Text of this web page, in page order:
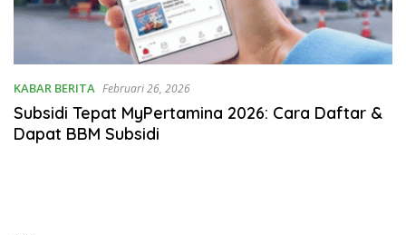
KABAR BERITA Februari 26, 2026
Subsidi Tepat MyPertamina 2026: Cara Daftar &
Dapat BBM Subsidi